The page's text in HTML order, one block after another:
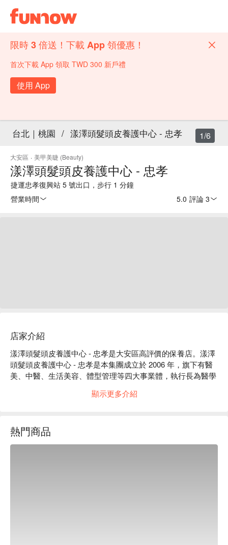
限時 3 倍送！下載 App 領優惠！
首次下載 App 領取 TWD 300 新戶禮
使用 App
台北｜桃園 / 漾澤頭髮頭皮養護中心 - 忠孝
大安區 · 美甲美睫 (Beauty)
漾澤頭髮頭皮養護中心 - 忠孝
捷運忠孝復興站 5 號出口，步行 1 分鐘
營業時間
5.0 評論 3
1/6
店家介紹
漾澤頭髮頭皮養護中心 - 忠孝是大安區高評價的保養店。漾澤
頭髮頭皮養護中心 - 忠孝是本集團成立於 2006 年，旗下有醫
美、中醫、生活美容、體型管理等四大事業體，執行長為醫學
一切，從儀器、產品到療程方案，都基於先進的醫學的背景，
，提供顧客美麗、安全的保障。
漾澤頭髮頭皮養護中心 - 忠孝評價：Google 5 星好評
顯示更多介紹
熱門商品